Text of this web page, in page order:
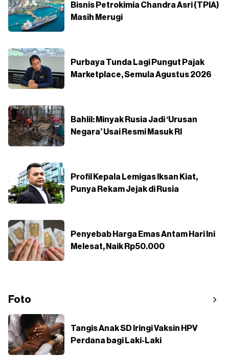
Bisnis Petrokimia Chandra Asri (TPIA)
Masih Merugi
Purbaya Tunda Lagi Pungut Pajak
Marketplace, Semula Agustus 2026
Bahlil: Minyak Rusia Jadi ‘Urusan
Negara’ Usai Resmi Masuk RI
Profil Kepala Lemigas Iksan Kiat,
Punya Rekam Jejak di Rusia
Penyebab Harga Emas Antam Hari Ini
Melesat, Naik Rp50.000
Foto
Tangis Anak SD Iringi Vaksin HPV
Perdana bagi Laki-Laki